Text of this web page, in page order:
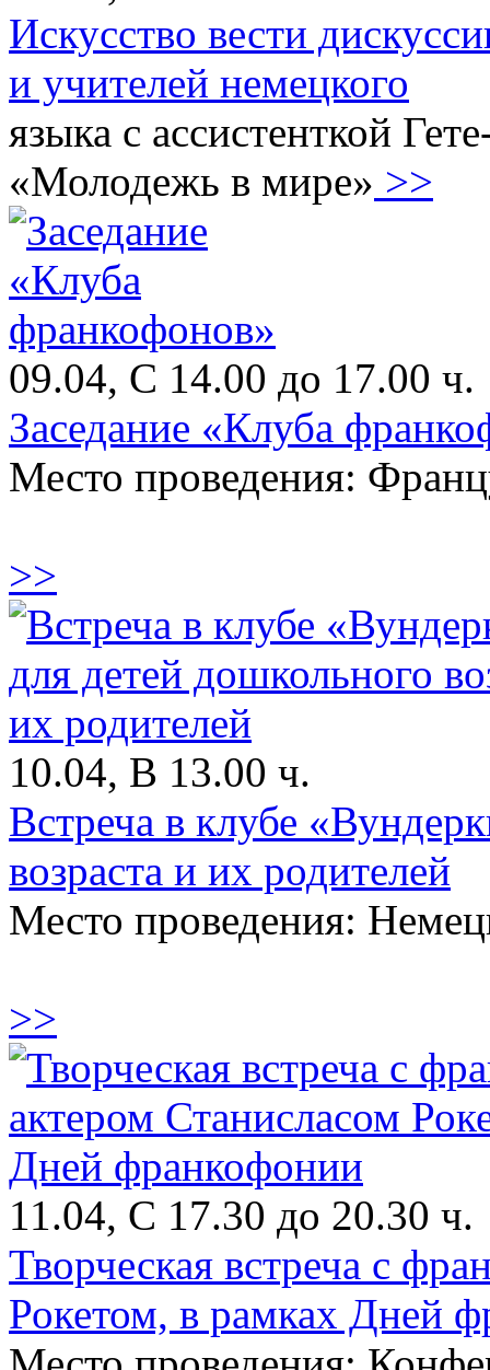
Искусство вести
и учителей немецкого
языка с ассистенткой
«Молодежь в мире» >>
09.04, С 14.00 до 17.00 ч.
Заседание «Клуба
Место проведения:
>>
10.04, В 13.00 ч.
Встреча в клубе
возраста и их родителей
Место проведения:
>>
11.04, С 17.30 до 20.30 ч.
Творческая встреча с
Рокетом, в рамках Дней